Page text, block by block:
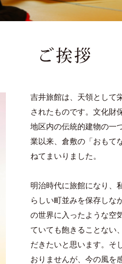
吉井旅館は、天領として
されたものです。文化財
地区内の伝統的建物の一
業以来、倉敷の「おもて
ねてまいりました。
明治時代に旅館になり、
らしい町並みを保存しな
の世界に入ったような空
ていても飽きることない
だきたいと思います。そ
おりませんが、今の風を